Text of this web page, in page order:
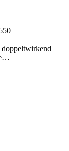
doppeltwirkend
e…